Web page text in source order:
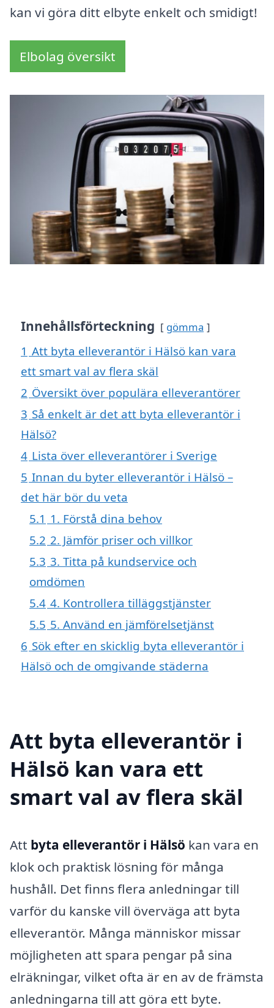
kan vi göra ditt elbyte enkelt och smidigt!
Elbolag översikt
Innehållsförteckning gömma
1 Att byta elleverantör i Hälsö kan vara
ett smart val av flera skäl
2 Översikt över populära elleverantörer
3 Så enkelt är det att byta elleverantör i
Hälsö?
4 Lista över elleverantörer i Sverige
5 Innan du byter elleverantör i Hälsö –
det här bör du veta
5.1 1. Förstå dina behov
5.2 2. Jämför priser och villkor
5.3 3. Titta på kundservice och
omdömen
5.4 4. Kontrollera tilläggstjänster
5.5 5. Använd en jämförelsetjänst
6 Sök efter en skicklig byta elleverantör i
Hälsö och de omgivande städerna
Att byta elleverantör i
Hälsö kan vara ett
smart val av flera skäl
Att byta elleverantör i Hälsö kan vara en
klok och praktisk lösning för många
hushåll. Det finns flera anledningar till
varför du kanske vill överväga att byta
elleverantör. Många människor missar
möjligheten att spara pengar på sina
elräkningar, vilket ofta är en av de främsta
anledningarna till att göra ett byte.